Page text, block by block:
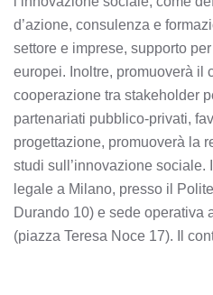
d’azione, consulenza e
settore e imprese, supporto
europei. Inoltre, promuoverà il
cooperazione tra stakeholder
partenariati pubblico-privati,
progettazione, promuoverà la
studi sull’innovazione sociale.
legale a Milano, presso il
Durando 10) e sede operativa
(piazza Teresa Noce 17). Il